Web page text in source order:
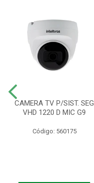
CAMERA TV P/SIST. SEG
VHD 1220 D MIC G9
Código: 560175